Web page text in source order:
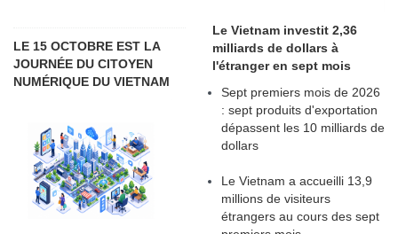
LE 15 OCTOBRE EST LA
JOURNÉE DU CITOYEN
NUMÉRIQUE DU VIETNAM
Le Vietnam investit 2,36
milliards de dollars à
l'étranger en sept mois
Sept premiers mois de 2026
: sept produits d'exportation
dépassent les 10 milliards de
dollars
Le Vietnam a accueilli 13,9
millions de visiteurs
étrangers au cours des sept